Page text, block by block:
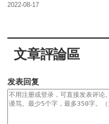
2022-08-17
文章評論區
发表回复